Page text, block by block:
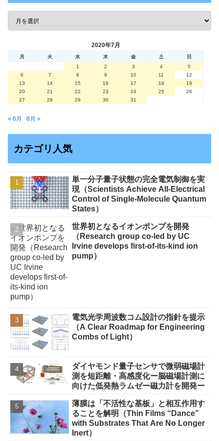
2020年7月
月 火 水 木 金 土
日
1
2 3 4
5
6
7 8 9 10 11
12
13
14 15 16 17 18
19
20
21 22 23 24 25
26
27
28 29 30 31
« 6月 8月 »
カテゴリ人気
単一分子量子状態の完全電気制御を実
現（Scientists Achieve All-Electrical
Control of Single-Molecule Quantum
States）
世界初となるイオンポンプを開発
（Research group co-led by UC
Irvine develops first-of-its-kind ion
pump）
電気光学周波数コム設計の指針を提示
（A Clear Roadmap for Engineering
Combs of Light）
ダイヤモンド量子センサで微弱磁場計
測を短距離・高感度化ー脳磁場計測に
向けた低発熱ラムゼー磁力計を開発ー
薄膜は「不活性な基板」と相互作用す
ることを解明（Thin Films “Dance”
with Substrates That Are No Longer
Inert）